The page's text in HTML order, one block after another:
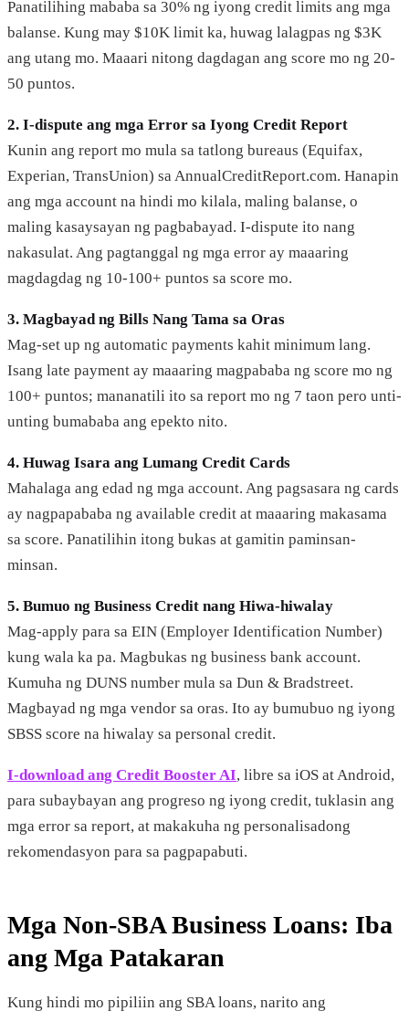
Panatilihing mababa sa 30% ng iyong credit limits ang mga
balanse. Kung may $10K limit ka, huwag lalagpas ng $3K
ang utang mo. Maaari nitong dagdagan ang score mo ng 20-
50 puntos.
2. I-dispute ang mga Error sa Iyong Credit Report
Kunin ang report mo mula sa tatlong bureaus (Equifax,
Experian, TransUnion) sa AnnualCreditReport.com. Hanapin
ang mga account na hindi mo kilala, maling balanse, o
maling kasaysayan ng pagbabayad. I-dispute ito nang
nakasulat. Ang pagtanggal ng mga error ay maaaring
magdagdag ng 10-100+ puntos sa score mo.
3. Magbayad ng Bills Nang Tama sa Oras
Mag-set up ng automatic payments kahit minimum lang.
Isang late payment ay maaaring magpababa ng score mo ng
100+ puntos; mananatili ito sa report mo ng 7 taon pero unti-
unting bumababa ang epekto nito.
4. Huwag Isara ang Lumang Credit Cards
Mahalaga ang edad ng mga account. Ang pagsasara ng cards
ay nagpapababa ng available credit at maaaring makasama
sa score. Panatilihin itong bukas at gamitin paminsan-
minsan.
5. Bumuo ng Business Credit nang Hiwa-hiwalay
Mag-apply para sa EIN (Employer Identification Number)
kung wala ka pa. Magbukas ng business bank account.
Kumuha ng DUNS number mula sa Dun & Bradstreet.
Magbayad ng mga vendor sa oras. Ito ay bumubuo ng iyong
SBSS score na hiwalay sa personal credit.
I-download ang Credit Booster AI, libre sa iOS at Android,
para subaybayan ang progreso ng iyong credit, tuklasin ang
mga error sa report, at makakuha ng personalisadong
rekomendasyon para sa pagpapabuti.
Mga Non-SBA Business Loans: Iba
ang Mga Patakaran
Kung hindi mo pipiliin ang SBA loans, narito ang